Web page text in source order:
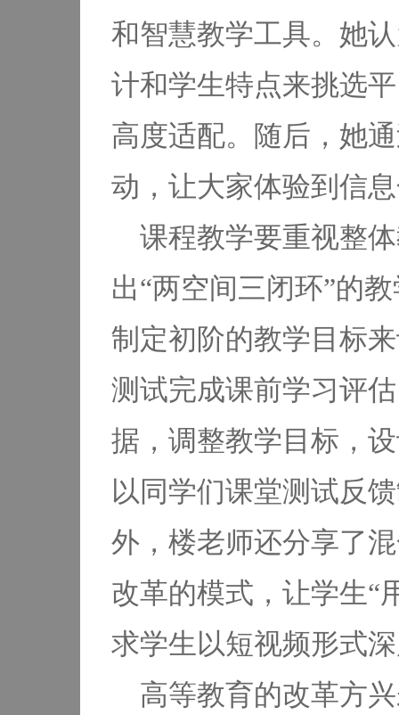
和智慧教学工具。她
计和学生特点来挑选
高度适配。随后，她
动，让大家体验到信
课程教学要重视整
出“两空间三闭环”的
制定初阶的教学目标
测试完成课前学习评
据，调整教学目标，
以同学们课堂测试反
外，楼老师还分享了
改革的模式，让学生“
求学生以短视频形式
高等教育的改革方